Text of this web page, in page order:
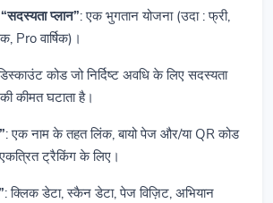
“सदस्यता प्लान”: एक भुगतान योजना (उदा : फ्री,
Pro वार्षिक)।
कोड जो निर्दिष्ट अवधि के लिए सदस्यता
कीमत घटाता है।
: एक नाम के तहत लिंक, बायो पेज और/या QR कोड
ट्रैकिंग के लिए।
: क्लिक डेटा, स्कैन डेटा, पेज विज़िट, अभियान